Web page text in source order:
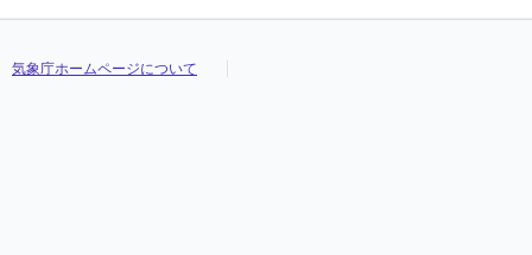
気象庁ホームページについて